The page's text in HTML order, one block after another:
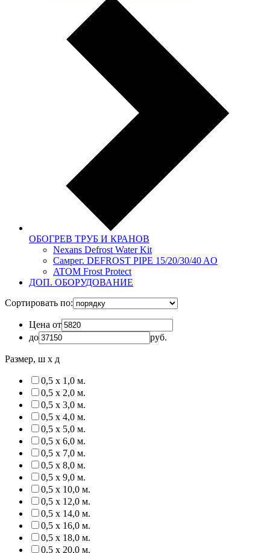
ОБОГРЕВ ТРУБ И КРАНОВ
Nexans Defrost Water Kit
Самрег. DEFROST PIPE 15/20/30/40 AO
ATOM Frost Protect
ДОП. ОБОРУДОВАНИЕ
Сортировать по:
Цена от
до
руб.
Размер, ш х д
0,5 х 1,0 м.
0,5 х 2,0 м.
0,5 х 3,0 м.
0,5 х 4,0 м.
0,5 х 5,0 м.
0,5 х 6,0 м.
0,5 х 7,0 м.
0,5 х 8,0 м.
0,5 х 9,0 м.
0,5 х 10,0 м.
0,5 х 12,0 м.
0,5 х 14,0 м.
0,5 х 16,0 м.
0,5 х 18,0 м.
0,5 х 20,0 м.